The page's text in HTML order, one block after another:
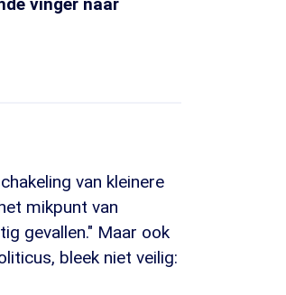
vinger naar
van kleinere
mikpunt van
gevallen." Maar ook
bleek niet veilig: